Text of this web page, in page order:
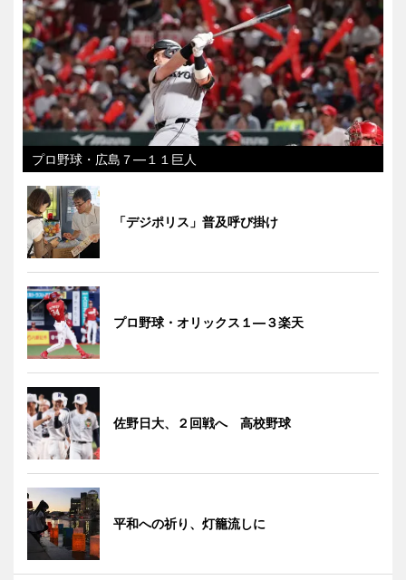
プロ野球・広島７―１１巨人
「デジポリス」普及呼び掛け
プロ野球・オリックス１―３楽天
佐野日大、２回戦へ 高校野球
平和への祈り、灯籠流しに